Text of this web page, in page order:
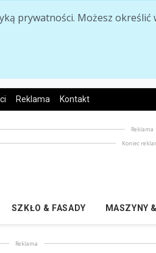
prywatności. Możesz
Reklama Kontakt
Reklama
Koniec
SZKŁO & FASADY MASZYNY
Reklama